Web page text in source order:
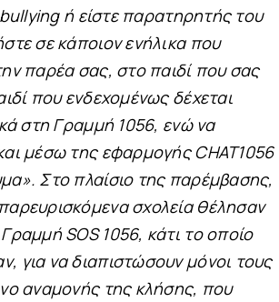
bullying ή είστε παρατηρητής του
σε κάποιον ενήλικα που
παρέα σας, στο παιδί που σας
που ενδεχομένως δέχεται
στη Γραμμή 1056, ενώ να
μέσω της εφαρμογής CHAT1056
Στο πλαίσιο της παρέμβασης,
σχολεία θέλησαν
SOS 1056, κάτι το οποίο
για να διαπιστώσουν μόνοι τους
αναμονής της κλήσης, που